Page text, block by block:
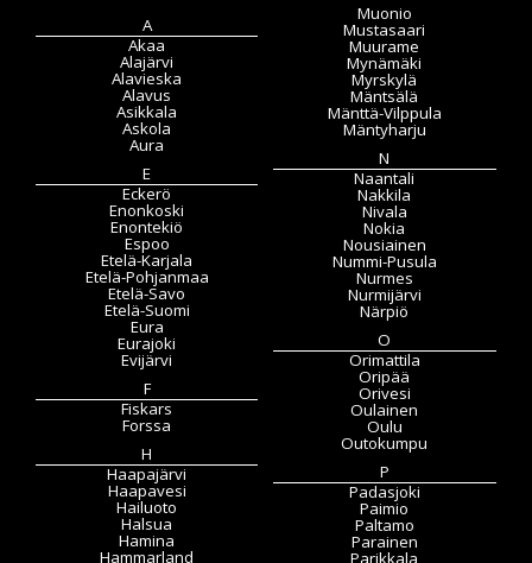
A
Akaa
Alajärvi
Alavieska
Alavus
Asikkala
Askola
Aura
E
Eckerö
Enonkoski
Enontekiö
Espoo
Etelä-Karjala
Etelä-Pohjanmaa
Etelä-Savo
Etelä-Suomi
Eura
Eurajoki
Evijärvi
F
Fiskars
Forssa
H
Haapajärvi
Haapavesi
Hailuoto
Halsua
Hamina
Hammarland
Muonio
Mustasaari
Muurame
Mynämäki
Myrskylä
Mäntsälä
Mänttä-Vilppula
Mäntyharju
N
Naantali
Nakkila
Nivala
Nokia
Nousiainen
Nummi-Pusula
Nurmes
Nurmijärvi
Närpiö
O
Orimattila
Oripää
Orivesi
Oulainen
Oulu
Outokumpu
P
Padasjoki
Paimio
Paltamo
Parainen
Parikkala